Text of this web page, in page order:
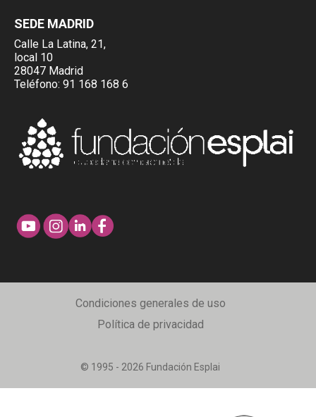
SEDE MADRID
Calle La Latina, 21,
local 10
28047 Madrid
Teléfono: 91 168 168 6
© 1995 - 2026 Fundación Esplai
Condiciones generales de uso
Política de privacidad